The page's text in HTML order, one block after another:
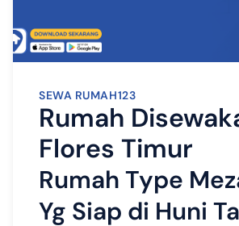
SEWA RUMAH123
Rumah
Flores Timur
Rumah Type
Yg Siap di Huni